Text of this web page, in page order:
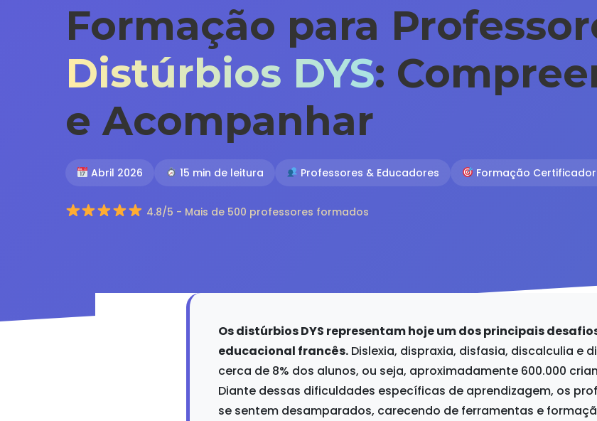
Formação para
Distúrbios DYS:
e Acompanhar
Abril 2026 15 min de leitura Professores & Educadores Formação
4.8/5 - Mais de 500 professores formados
Os distúrbios DYS representam hoje um dos principais
educacional francês.Dislexia, dispraxia, disfasia, discalculia e
cerca de 8% dos alunos, ou seja, aproximadamente 600.000
Diante dessas dificuldades específicas de aprendizagem, os
se sentem desamparados, carecendo de ferramentas e